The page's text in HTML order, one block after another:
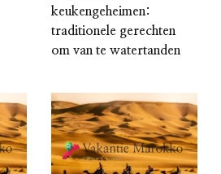
keukengeheimen:
traditionele gerechten
om van te watertanden